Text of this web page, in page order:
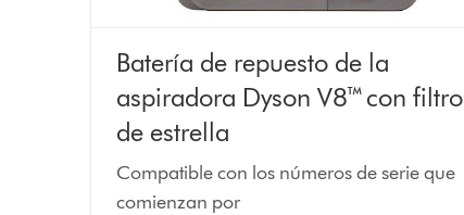
Batería de repuesto de la
aspiradora Dyson V8™ con filtro
de estrella
Compatible con los números de serie que
comienzan por